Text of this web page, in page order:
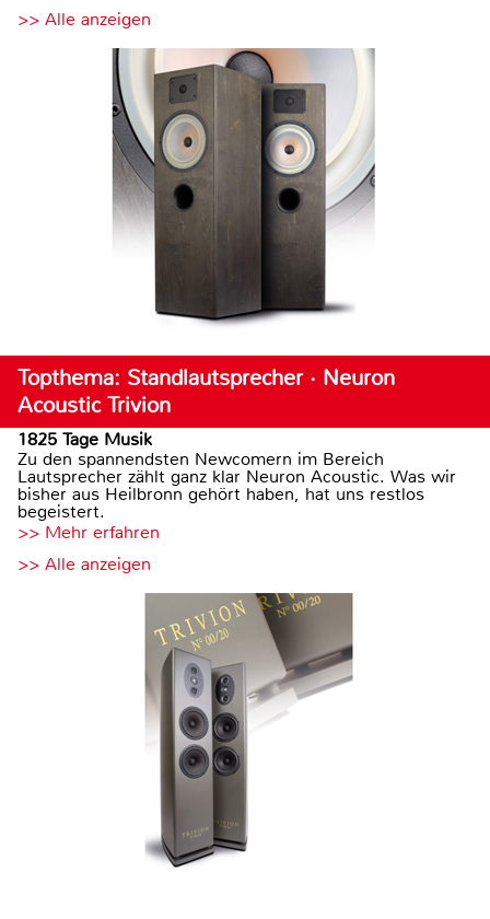
>> Alle anzeigen
Topthema: Standlautsprecher · Neuron
Acoustic Trivion
1825 Tage Musik
Zu den spannendsten Newcomern im Bereich
Lautsprecher zählt ganz klar Neuron Acoustic. Was wir
bisher aus Heilbronn gehört haben, hat uns restlos
begeistert.
>> Mehr erfahren
>> Alle anzeigen